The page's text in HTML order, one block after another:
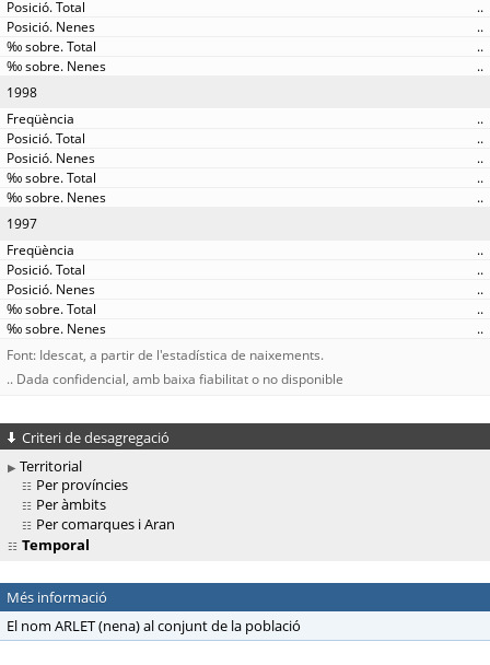
..
..
..
..
1998
..
..
..
..
..
1997
..
..
..
..
..
Font: Idescat, a partir de l'estadística de naixements.
.. Dada confidencial, amb baixa fiabilitat o no disponible
Criteri de desagregació
Territorial
Per províncies
Per àmbits
Per comarques i Aran
Temporal
Més informació
El nom ARLET (nena) al conjunt de la població